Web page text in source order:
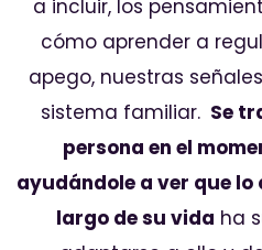
a incluir, los
cómo aprender a
apego, nuestras
sistema familiar. Se
persona en el
ayudándole a ver que lo
largo de su vida ha